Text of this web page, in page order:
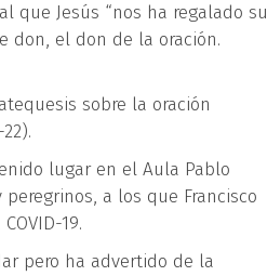
que Jesús “nos ha regalado su
don, el don de la oración.
sobre la oración
lugar en el Aula Pablo
a los que Francisco
19.
pero ha advertido de la